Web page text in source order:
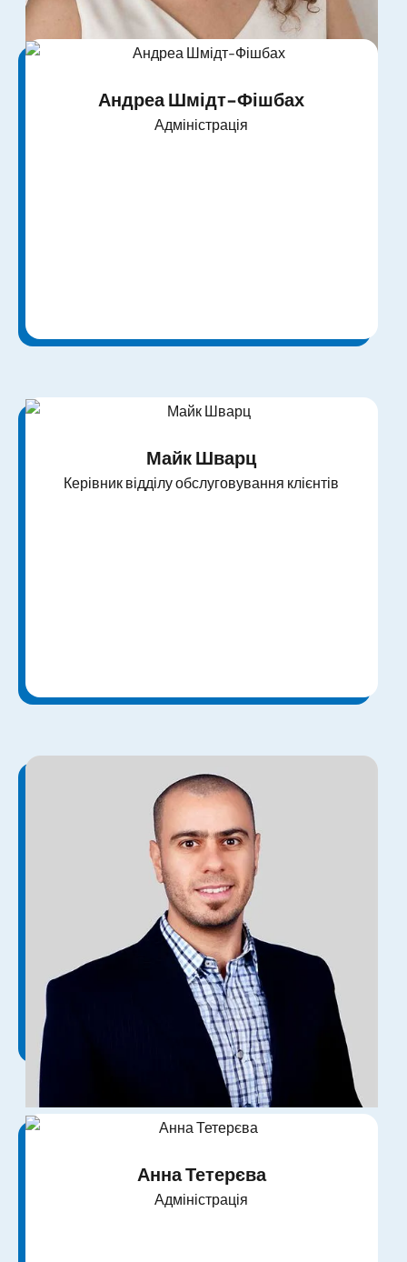
Андреа Шмідт-Фішбах
Адміністрація
Майк Шварц
Керівник відділу обслуговування клієнтів
Рамі Шаабан
Адміністрація
Анна Тетерєва
Адміністрація